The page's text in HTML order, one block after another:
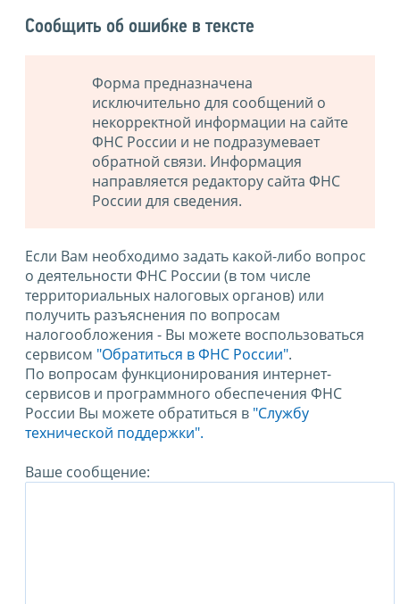
Сообщить об ошибке в тексте
Форма предназначена
исключительно для сообщений о
некорректной информации на сайте
ФНС России и не подразумевает
обратной связи. Информация
направляется редактору сайта ФНС
России для сведения.
Если Вам необходимо задать какой-либо вопрос
о деятельности ФНС России (в том числе
территориальных налоговых органов) или
получить разъяснения по вопросам
налогообложения - Вы можете воспользоваться
сервисом "Обратиться в ФНС России".
По вопросам функционирования интернет-
сервисов и программного обеспечения ФНС
России Вы можете обратиться в "Службу
технической поддержки".
Ваше сообщение: